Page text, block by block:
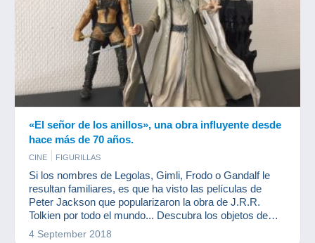
«El señor de los anillos», una obra influyente desde
hace más de 70 años.
CINE FIGURILLAS
Si los nombres de Legolas, Gimli, Frodo o Gandalf le
resultan familiares, es que ha visto las películas de
Peter Jackson que popularizaron la obra de J.R.R.
Tolkien por todo el mundo... Descubra los objetos de
colección El Señor de los Anillos.
4 September 2018